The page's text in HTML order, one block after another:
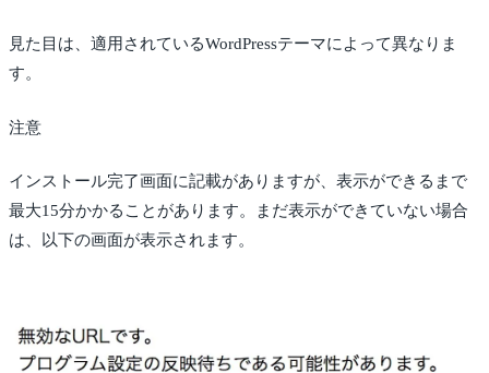
見た目は、適用されているWordPressテーマによって異なりま
す。
注意
インストール完了画面に記載がありますが、表示ができるまで
最大15分かかることがあります。まだ表示ができていない場合
は、以下の画面が表示されます。